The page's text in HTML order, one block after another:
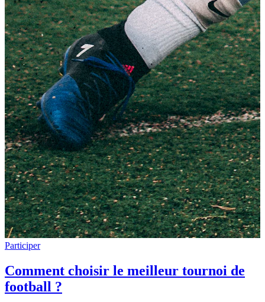
Participer
Comment choisir le meilleur tournoi de
football ?